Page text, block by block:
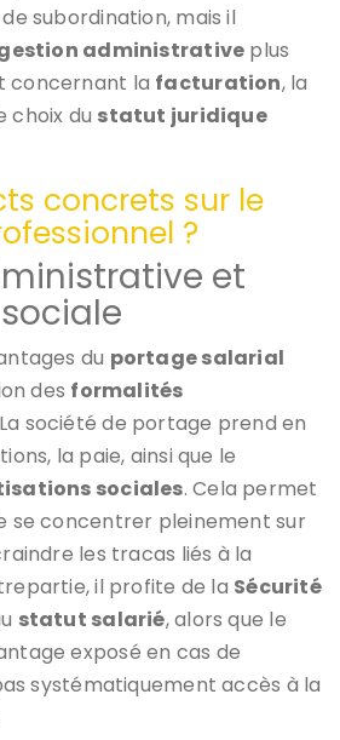
subordination, mais il
administrative plus
concernant la facturation, la
choix du statut juridique
concrets sur le
?
et
du portage salarial
des formalités
société de portage prend en
la paie, ainsi que le
sociales. Cela permet
se concentrer pleinement sur
les tracas liés à la
il profite de la Sécurité
statut salarié, alors que le
exposé en cas de
systématiquement accès à la